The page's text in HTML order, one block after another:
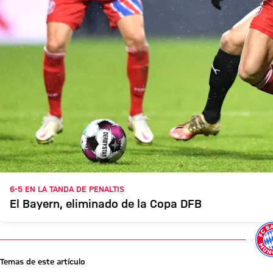
6-5 EN LA TANDA DE PENALTIS
El Bayern, eliminado de la Copa DFB
Temas de este artículo